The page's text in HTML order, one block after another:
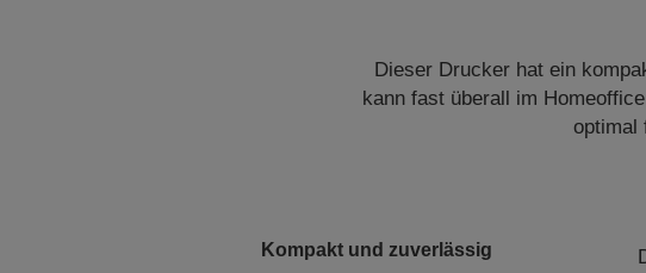
Dieser Drucker hat ein
kann fast überall im
optimal
Kompakt und zuverlässig